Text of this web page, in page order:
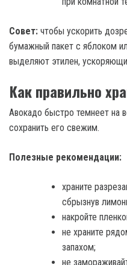
Совет: чтобы ускорить
бумажный пакет с яблоком
выделяют этилен,
Как правильно
Авокадо быстро темнеет на
сохранить его свежим.
Полезные рекомендации:
храните
сбрызнув
накройте
не храните
запахом;
не